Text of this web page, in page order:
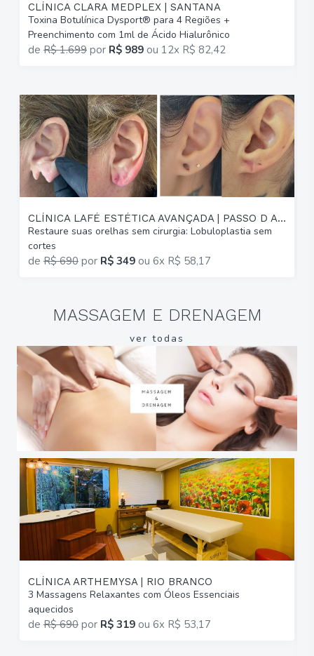
CLÍNICA CLARA MEDPLEX | SANTANA
Toxina Botulínica Dysport® para 4 Regiões +
Preenchimento com 1ml de Ácido Hialurônico
de R$ 1.699 por R$ 989 ou 12x R$ 82,42
CLÍNICA LAFÉ ESTÉTICA AVANÇADA | PASSO D AREIA
Restaure suas orelhas sem cirurgia: Lobuloplastia sem
cortes
de R$ 690 por R$ 349 ou 6x R$ 58,17
MASSAGEM E DRENAGEM
ver todas
CLÍNICA ARTHEMYSA | RIO BRANCO
3 Massagens Relaxantes com Óleos Essenciais
aquecidos
de R$ 690 por R$ 319 ou 6x R$ 53,17